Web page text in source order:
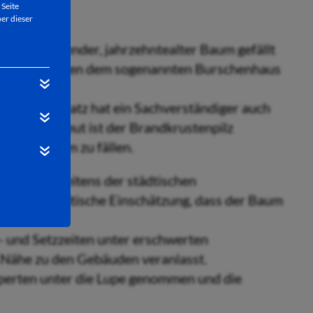
dieser
bildprägender, jahrzehntealter Baum gefällt
zwischen dem sogenannten Burschenhaus
Schillerplatz hat ein Sachverständiger auch
Erneut ist der Brandkrustenpilz
den Baum zu fällen.
wurde seitens der städtischen
die städtische Einschätzung, dass der Baum
Setzzeiten unter erschwerten
zu den Gebäuden veranlasst.
unter die Lupe genommen und die